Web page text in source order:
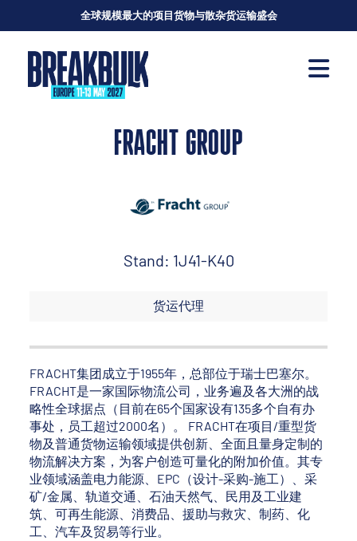
全球规模最大的项目货物与散杂货运输盛会
FRACHT GROUP
Stand: 1J41-K40
货运代理
FRACHT集团成立于1955年，总部位于瑞士巴塞尔。
FRACHT是一家国际物流公司，业务遍及各大洲的战
略性全球据点（目前在65个国家设有135多个自有办
事处，员工超过2000名）。 FRACHT在项目/重型货
物及普通货物运输领域提供创新、全面且量身定制的
物流解决方案，为客户创造可量化的附加价值。其专
业领域涵盖电力能源、EPC（设计-采购-施工）、采
矿/金属、轨道交通、石油天然气、民用及工业建
筑、可再生能源、消费品、援助与救灾、制药、化
工、汽车及贸易等行业。